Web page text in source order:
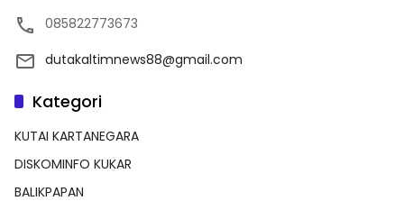
085822773673
dutakaltimnews88@gmail.com
Kategori
KUTAI KARTANEGARA
DISKOMINFO KUKAR
BALIKPAPAN